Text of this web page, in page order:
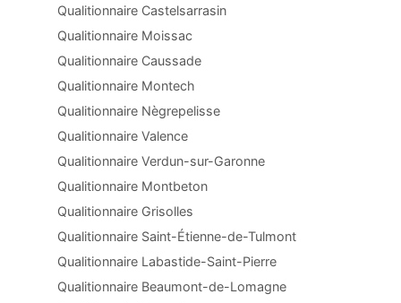
Qualitionnaire Castelsarrasin
Qualitionnaire Moissac
Qualitionnaire Caussade
Qualitionnaire Montech
Qualitionnaire Nègrepelisse
Qualitionnaire Valence
Qualitionnaire Verdun-sur-Garonne
Qualitionnaire Montbeton
Qualitionnaire Grisolles
Qualitionnaire Saint-Étienne-de-Tulmont
Qualitionnaire Labastide-Saint-Pierre
Qualitionnaire Beaumont-de-Lomagne